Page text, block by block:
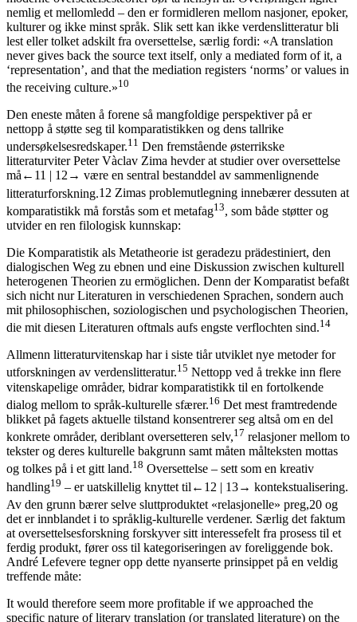
nemlig et mellomledd – den er formidleren mellom nasjoner, epoker,
kulturer og ikke minst språk. Slik sett kan ikke verdenslitteratur bli
lest eller tolket adskilt fra oversettelse, særlig fordi: «A translation
never gives back the source text itself, only a mediated form of it, a
‘representation’, and that the mediation registers ‘norms’ or values in
the receiving culture.»10
Den eneste måten å forene så mangfoldige perspektiver på er
nettopp å støtte seg til komparatistikken og dens tallrike
undersøkelsesredskaper.11 Den fremstående østerrikske
litteraturviter Peter Vàclav Zima hevder at studier over oversettelse
må ←11 | 12→ være en sentral bestanddel av sammenlignende
litteraturforskning.12 Zimas problemutlegning innebærer dessuten at
komparatistikk må forstås som et metafag13, som både støtterog
utvider en ren filologisk kunnskap:
Die Komparatistik als Metatheorie ist geradezu prädestiniert, den
dialogischen Weg zu ebnen und eine Diskussion zwischen kulturell
heterogenen Theorien zu ermöglichen. Denn der Komparatist befaßt
sich nicht nur Literaturen in verschiedenen Sprachen, sondern auch
mit philosophischen, soziologischen und psychologischen Theorien,
die mit diesen Literaturen oftmals aufs engste verflochten sind.14
Allmenn litteraturvitenskap har i siste tiår utviklet nye metoder for
utforskningen av verdenslitteratur.15 Nettopp ved å trekke inn flere
vitenskapelige områder, bidrar komparatistikk til en fortolkende
dialog mellom to språk-kulturelle sfærer.16 Det mest framtredende
blikket på fagets aktuelle tilstand konsentrerer seg altså om en del
konkrete områder, deriblant oversetteren selv,17 relasjoner mellom to
tekster og deres kulturelle bakgrunn samt måten målteksten mottas
og tolkes på i et gitt land.18 Oversettelse – sett som en kreativ
handling19 – er uatskillelig knyttet til ←12 | 13→ kontekstualisering.
Av den grunn bærer selve sluttproduktet «relasjonelle» preg,20 og
det er innblandet i to språklig-kulturelle verdener. Særlig det faktum
at oversettelsesforskning forskyver sitt interessefelt fra prosess til et
ferdig produkt, fører oss til kategoriseringen av foreliggende bok.
André Lefevere tegner opp dette nyanserte prinsippet på en veldig
treffende måte:
It would therefore seem more profitable if we approached the
specific nature of literary translation (or translated literature) on the